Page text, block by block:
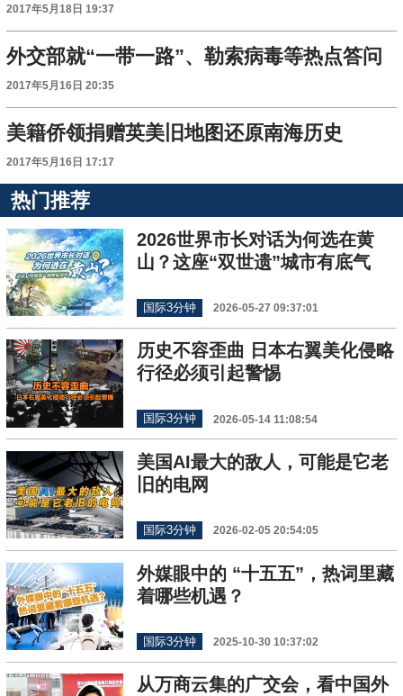
2017年5月18日 19:37
外交部就“一带一路”、勒索病毒等热点答问
2017年5月16日 20:35
美籍侨领捐赠英美旧地图还原南海历史
2017年5月16日 17:17
热门推荐
2026世界市长对话为何选在黄
山？这座“双世遗”城市有底气
国际3分钟 2026-05-27 09:37:01
历史不容歪曲 日本右翼美化侵略
行径必须引起警惕
国际3分钟 2026-05-14 11:08:54
美国AI最大的敌人，可能是它老
旧的电网
国际3分钟 2026-02-05 20:54:05
外媒眼中的 “十五五”，热词里藏
着哪些机遇？
国际3分钟 2025-10-30 10:37:02
从万商云集的广交会，看中国外